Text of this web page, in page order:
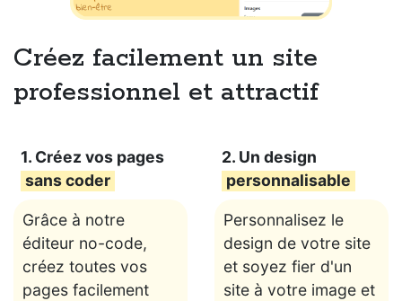
Créez facilement un site
professionnel et attractif
1. Créez vos pages
sans coder
Grâce à notre
éditeur no-code,
créez toutes vos
pages facilement
2. Un design
personnalisable
Personnalisez le
design de votre site
et soyez fier d'un
site à votre image et